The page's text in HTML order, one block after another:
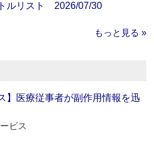
ルリスト 2026/07/30
もっと見る »
】医療従事者が副作用情報を迅
ビス